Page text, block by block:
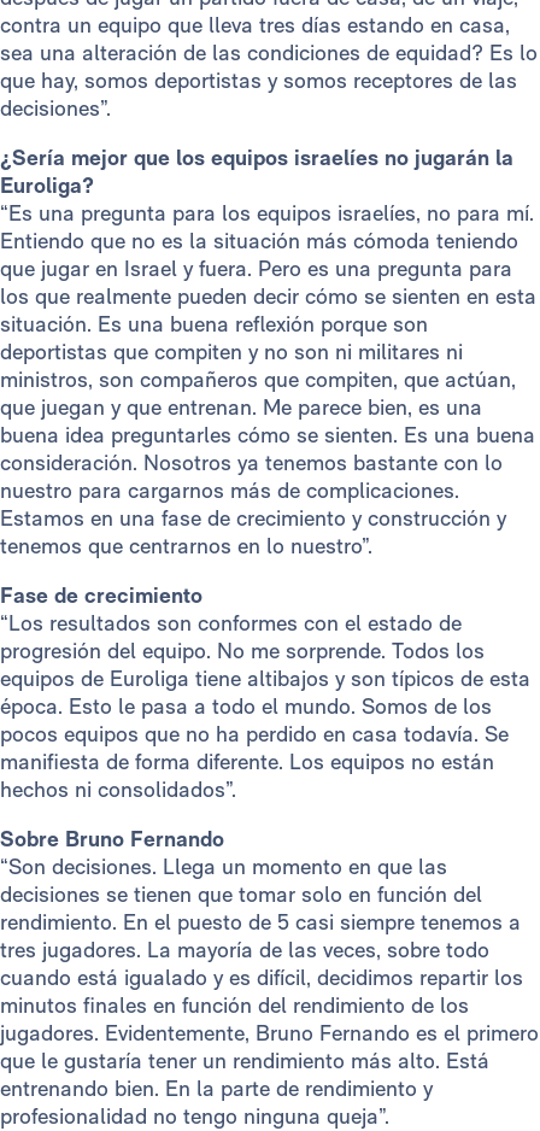
contra un equipo que lleva tres días estando en casa,
sea una alteración de las condiciones de equidad? Es lo
que hay, somos deportistas y somos receptores de las
decisiones”.
¿Sería mejor que los equipos israelíes no jugarán la
Euroliga?
“Es una pregunta para los equipos israelíes, no para mí.
Entiendo que no es la situación más cómoda teniendo
que jugar en Israel y fuera. Pero es una pregunta para
los que realmente pueden decir cómo se sienten en esta
situación. Es una buena reflexión porque son
deportistas que compiten y no son ni militares ni
ministros, son compañeros que compiten, que actúan,
que juegan y que entrenan. Me parece bien, es una
buena idea preguntarles cómo se sienten. Es una buena
consideración. Nosotros ya tenemos bastante con lo
nuestro para cargarnos más de complicaciones.
Estamos en una fase de crecimiento y construcción y
tenemos que centrarnos en lo nuestro”.
Fase de crecimiento
“Los resultados son conformes con el estado de
progresión del equipo. No me sorprende. Todos los
equipos de Euroliga tiene altibajos y son típicos de esta
época. Esto le pasa a todo el mundo. Somos de los
pocos equipos que no ha perdido en casa todavía. Se
manifiesta de forma diferente. Los equipos no están
hechos ni consolidados”.
Sobre Bruno Fernando
“Son decisiones. Llega un momento en que las
decisiones se tienen que tomar solo en función del
rendimiento. En el puesto de 5 casi siempre tenemos a
tres jugadores. La mayoría de las veces, sobre todo
cuando está igualado y es difícil, decidimos repartir los
minutos finales en función del rendimiento de los
jugadores. Evidentemente, Bruno Fernando es el primero
que le gustaría tener un rendimiento más alto. Está
entrenando bien. En la parte de rendimiento y
profesionalidad no tengo ninguna queja”.